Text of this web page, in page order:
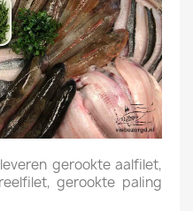
gerookte aalfilet,
gerookte paling